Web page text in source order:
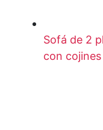
Sofá de 2
con